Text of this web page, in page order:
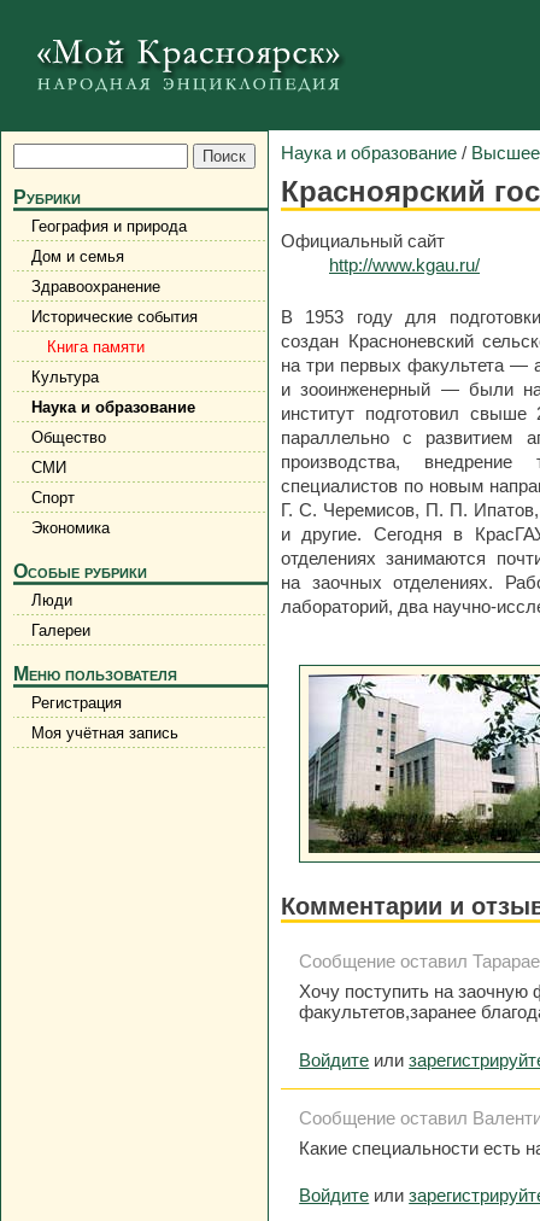
Рубрики
География и природа
Дом и семья
Здравоохранение
Исторические события
Книга памяти
Культура
Наука и образование
Общество
СМИ
Спорт
Экономика
Особые рубрики
Люди
Галереи
Меню пользователя
Регистрация
Моя учётная запись
Наука и образование / Высшее
Красноярский
Официальный сайт
http://www.kgau.ru/
В 1953 году для
создан Красноневский
на три первых факультета —
и зооинженерный — были
институт подготовил
параллельно с развитием
производства,
специалистов по новым
Г. С. Черемисов, П. П.
и другие. Сегодня в
отделениях занимаются
на заочных отделениях.
лабораторий, два научно-
Комментарии и
Сообщение оставил
Хочу поступить на заочную
факультетов,заранее
Войдите или
Сообщение оставил
Какие специальности есть
Войдите или